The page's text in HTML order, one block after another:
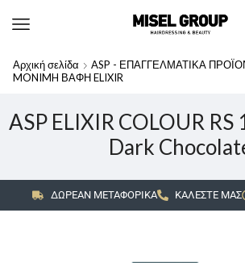
Αρχική σελίδα ASP - ΕΠΑΓΓΕΛΜΑΤΙΚΑ
MONIMH ΒΑΦΗ ELIXIR
ASP ELIXIR COLOUR
Dark
ΔΩΡΕΑΝ ΜΕΤΑΦΟΡΙΚΑ ΚΑΛΕΣΤΕ ΜΑΣ